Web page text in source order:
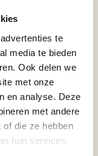
te
media te bieden
Ook delen we
met onze
en analyse. Deze
met andere
die ze hebben
hun services.
voor uw
tijdens de
tijdens
op
voor de